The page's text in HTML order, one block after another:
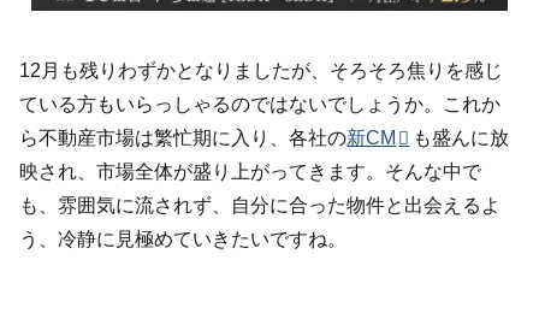
12月も残りわずかとなりましたが、そろそろ焦りを感じ
ている方もいらっしゃるのではないでしょうか。これか
ら不動産市場は繁忙期に入り、各社の新CM
も盛んに放
映され、市場全体が盛り上がってきます。そんな中で
も、雰囲気に流されず、自分に合った物件と出会えるよ
う、冷静に見極めていきたいですね。